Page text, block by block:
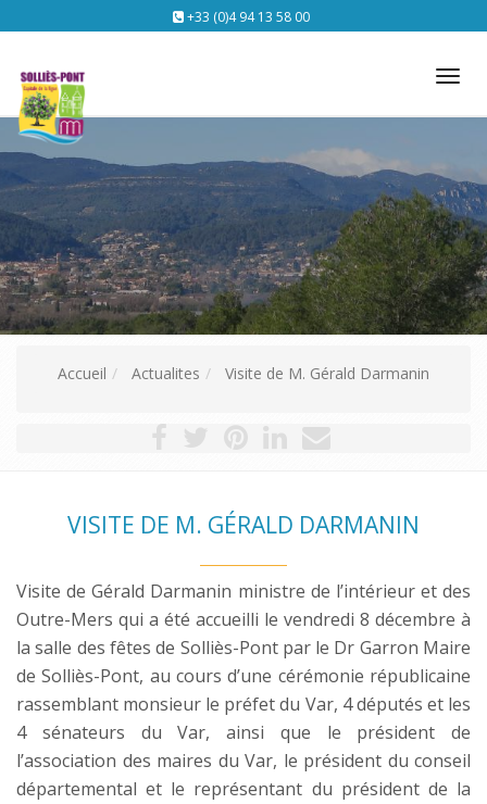
+33 (0)4 94 13 58 00
Accueil Actualites Visite de M. Gérald Darmanin
VISITE DE M. GÉRALD DARMANIN
Visite de Gérald Darmanin ministre de l’intérieur et des
Outre-Mers qui a été accueilli le vendredi 8 décembre à
la salle des fêtes de Solliès-Pont par le Dr Garron Maire
de Solliès-Pont, au cours d’une cérémonie républicaine
rassemblant monsieur le préfet du Var, 4 députés et les
4 sénateurs du Var, ainsi que le président de
l’association des maires du Var, le président du conseil
départemental et le représentant du président de la